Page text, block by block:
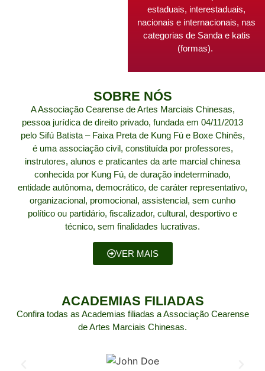
estaduais, interestaduais,
nacionais e internacionais, nas
categorias de Sanda e katis
(formas).
SOBRE NÓS
A Associação Cearense de Artes Marciais Chinesas,
pessoa jurídica de direito privado, fundada em 04/11/2013
pelo Sifú Batista – Faixa Preta de Kung Fú e Boxe Chinês,
é uma associação civil, constituída por professores,
instrutores, alunos e praticantes da arte marcial chinesa
conhecida por Kung Fú, de duração indeterminado,
entidade autônoma, democrático, de caráter representativo,
organizacional, promocional, assistencial, sem cunho
político ou partidário, fiscalizador, cultural, desportivo e
técnico, sem finalidades lucrativas.
VER MAIS
ACADEMIAS FILIADAS
Confira todas as Academias filiadas a Associação Cearense
de Artes Marciais Chinesas.